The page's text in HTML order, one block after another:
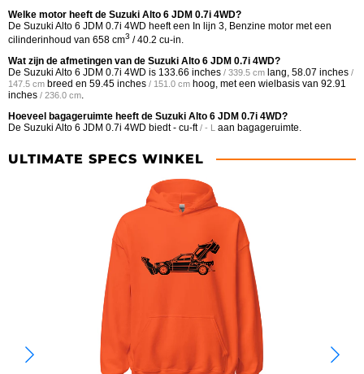
Welke motor heeft de Suzuki Alto 6 JDM 0.7i 4WD?
De Suzuki Alto 6 JDM 0.7i 4WD heeft een In lijn 3, Benzine motor met een
cilinderinhoud van 658 cm3 / 40.2 cu-in.
Wat zijn de afmetingen van de Suzuki Alto 6 JDM 0.7i 4WD?
De Suzuki Alto 6 JDM 0.7i 4WD is 133.66 inches / 339.5 cm lang, 58.07 inches /
147.5 cm breed en 59.45 inches / 151.0 cm hoog, met een wielbasis van 92.91
inches / 236.0 cm.
Hoeveel bagageruimte heeft de Suzuki Alto 6 JDM 0.7i 4WD?
De Suzuki Alto 6 JDM 0.7i 4WD biedt- cu-ft / - L aan bagageruimte.
ULTIMATE SPECS WINKEL